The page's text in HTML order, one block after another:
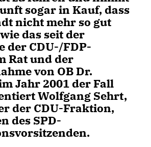
sogar in Kauf, dass
nicht mehr so gut
das seit der
der CDU-/FDP-
Rat und der
von OB Dr.
Jahr 2001 der Fall
Wolfgang Sehrt,
der CDU-Fraktion,
des SPD-